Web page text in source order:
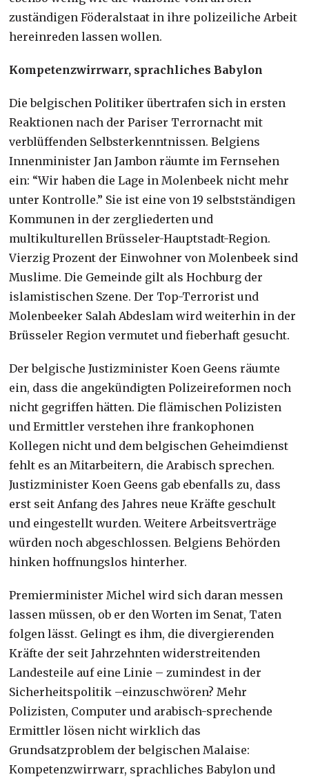
zuständigen Föderalstaat in ihre polizeiliche Arbeit
hereinreden lassen wollen.
Kompetenzwirrwarr, sprachliches Babylon
Die belgischen Politiker übertrafen sich in ersten
Reaktionen nach der Pariser Terrornacht mit
verblüffenden Selbsterkenntnissen. Belgiens
Innenminister Jan Jambon räumte im Fernsehen
ein: “Wir haben die Lage in Molenbeek nicht mehr
unter Kontrolle.” Sie ist eine von 19 selbstständigen
Kommunen in der zergliederten und
multikulturellen Brüsseler-Hauptstadt-Region.
Vierzig Prozent der Einwohner von Molenbeek sind
Muslime. Die Gemeinde gilt als Hochburg der
islamistischen Szene. Der Top-Terrorist und
Molenbeeker Salah Abdeslam wird weiterhin in der
Brüsseler Region vermutet und fieberhaft gesucht.
Der belgische Justizminister Koen Geens räumte
ein, dass die angekündigten Polizeireformen noch
nicht gegriffen hätten. Die flämischen Polizisten
und Ermittler verstehen ihre frankophonen
Kollegen nicht und dem belgischen Geheimdienst
fehlt es an Mitarbeitern, die Arabisch sprechen.
Justizminister Koen Geens gab ebenfalls zu, dass
erst seit Anfang des Jahres neue Kräfte geschult
und eingestellt wurden. Weitere Arbeitsverträge
würden noch abgeschlossen. Belgiens Behörden
hinken hoffnungslos hinterher.
Premierminister Michel wird sich daran messen
lassen müssen, ob er den Worten im Senat, Taten
folgen lässt. Gelingt es ihm, die divergierenden
Kräfte der seit Jahrzehnten widerstreitenden
Landesteile auf eine Linie – zumindest in der
Sicherheitspolitik –einzuschwören? Mehr
Polizisten, Computer und arabisch-sprechende
Ermittler lösen nicht wirklich das
Grundsatzproblem der belgischen Malaise:
Kompetenzwirrwarr, sprachliches Babylon und